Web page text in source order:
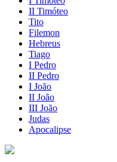
II Timóteo
Tito
Filemon
Hebreus
Tiago
I Pedro
II Pedro
I João
II João
III João
Judas
Apocalipse